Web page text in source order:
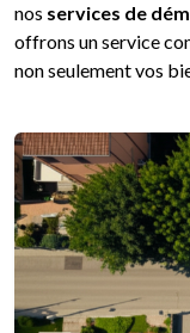
nos services de
offrons un service
non seulement vos